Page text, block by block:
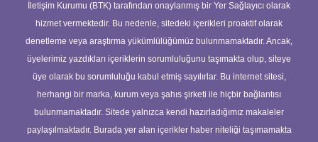
İletişim Kurumu (BTK) tarafından onaylanmış bir Yer Sağlayıcı olarak
hizmet vermektedir. Bu nedenle, sitedeki içerikleri proaktif olarak
denetleme veya araştırma yükümlülüğümüz bulunmamaktadır. Ancak,
üyelerimiz yazdıkları içeriklerin sorumluluğunu taşımakta olup, siteye
üye olarak bu sorumluluğu kabul etmiş sayılırlar. Bu internet sitesi,
herhangi bir marka, kurum veya şahıs şirketi ile hiçbir bağlantısı
bulunmamaktadır. Sitede yalnızca kendi hazırladığımız makaleler
paylaşılmaktadır. Burada yer alan içerikler haber niteliği taşımamakta